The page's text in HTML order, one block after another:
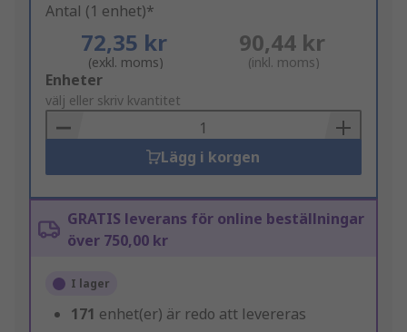
Antal (1 enhet)*
72,35 kr
(exkl. moms)
90,44 kr
(inkl. moms)
Add
to
Basket
Enheter
välj eller skriv kvantitet
Lägg i korgen
GRATIS leverans för online beställningar
över 750,00 kr
I lager
171 enhet(er) är redo att levereras